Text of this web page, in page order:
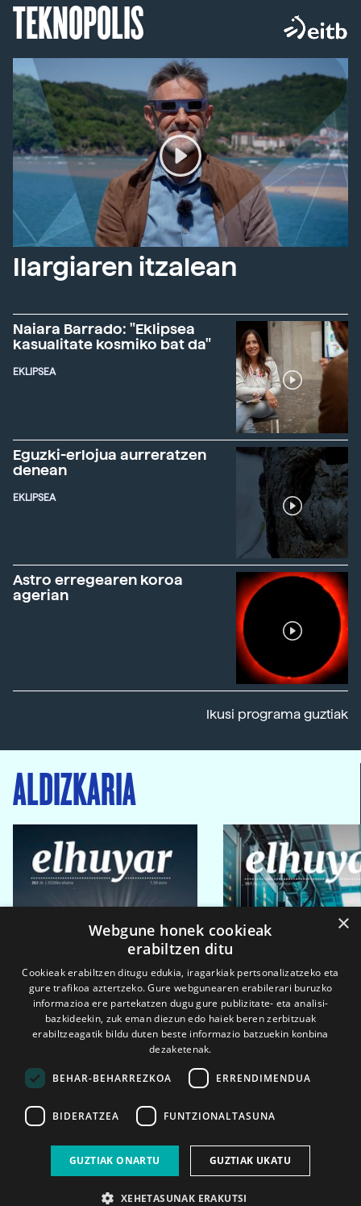
TEKNOPOLIS
Ilargiaren itzalean
Naiara Barrado: "Eklipsea
kasualitate kosmiko bat da"
EKLIPSEA
Eguzki-erlojua aurreratzen
denean
EKLIPSEA
Astro erregearen koroa
agerian
Ikusi programa guztiak
ALDIZKARIA
2026ko eka. 1a 2026ko mar. 1a
×
Webgune honek cookieak
erabiltzen ditu
Cookieak erabiltzen ditugu edukia, iragarkiak pertsonalizatzeko eta
gure trafikoa aztertzeko. Gure webgunearen erabilerari buruzko
informazioa ere partekatzen dugu gure publizitate- eta analisi-
bazkideekin, zuk eman diezun edo haiek beren zerbitzuak
erabiltzeagatik bildu duten beste informazio batzuekin konbina
dezaketenak.
BEHAR-BEHARREZKOA ERRENDIMENDUA
BIDERATZEA FUNTZIONALTASUNA
GUZTIAK ONARTU GUZTIAK UKATU
XEHETASUNAK ERAKUTSI